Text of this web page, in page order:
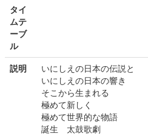
タイ
ムテ
ーブ
ル
説明
いにしえの日本の伝説と
いにしえの日本の響き
そこから生まれる
極めて新しく
極めて世界的な物語
誕生 太鼓歌劇